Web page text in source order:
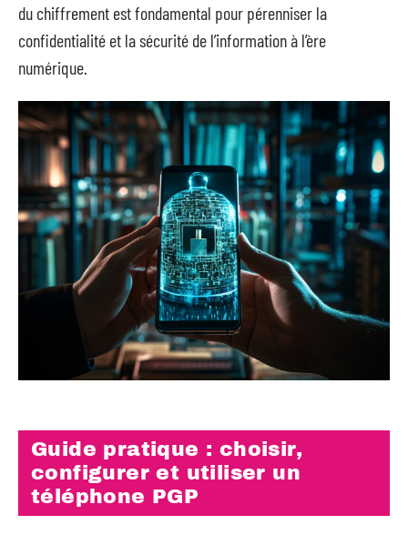
du chiffrement est fondamental pour pérenniser la
confidentialité et la sécurité de l’information à l’ère
numérique.
Guide pratique : choisir,
configurer et utiliser un
téléphone PGP